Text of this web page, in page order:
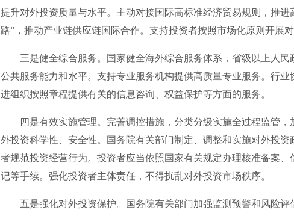
提升对外投资质量与水平。主动对接国际高标准经济贸易规则，推进
路”，推动产业链供应链国际合作。支持投资者按照市场化原则开展对
三是健全综合服务。国家健全海外综合服务体系，省级以上人民
公共服务能力和水平。支持专业服务机构提供高质量专业服务。行业
进组织按照章程提供有关的信息咨询、权益保护等方面的服务。
四是有效实施管理。完善调控措施，分类分级实施全过程监管，
外投资科学性、安全性。国务院有关部门制定、调整和实施对外投资
者规范投资经营行为。投资者应当依照国家有关规定办理核准备案、
记等手续。强化投资者主体责任，不得扰乱对外投资市场秩序。
五是强化对外投资保护。国务院有关部门加强监测预警和风险评